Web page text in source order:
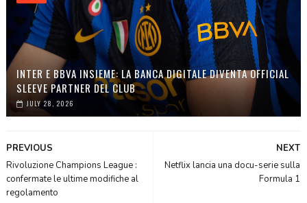
INTER E BBVA INSIEME: LA BANCA DIGITALE DIVENTA OFFICIAL
SLEEVE PARTNER DEL CLUB
JULY 28, 2026
NEXT
Netflix lancia una docu-serie sulla
Formula 1
PREVIOUS
Rivoluzione Champions League :
confermate le ultime modifiche al
regolamento